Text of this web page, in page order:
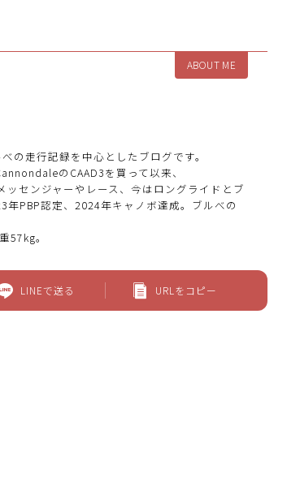
ABOUT ME
の走行記録を中心としたブログです。
のCAAD3を買って以来、
センジャーやレース、今はロングライドとブ
PBP認定、2024年キャノボ達成。ブルべの
57kg。
LINEで送る URLをコピー